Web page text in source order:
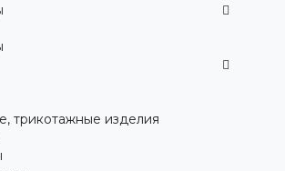
трикотажные изделия